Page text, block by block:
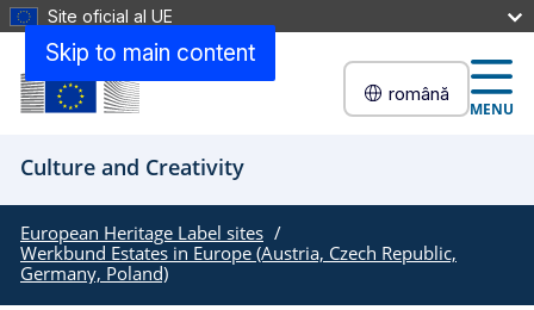
Skip to main content
Site oficial al UE
română
MENU
Culture and Creativity
European Heritage Label sites
Werkbund Estates in Europe (Austria, Czech Republic,
Germany, Poland)